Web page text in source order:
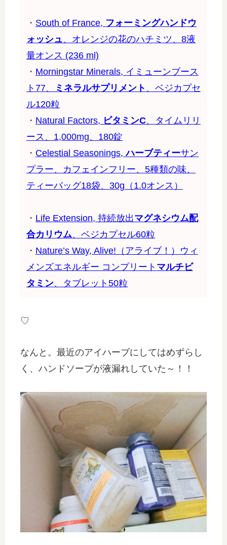
・ South of France, フォーミングハンドウ
ォッシュ、オレンジの花のハチミツ、8液
量オンス (236 ml)
・ Morningstar Minerals, イミューンブース
ト77、
ミネラルサプリメント 、ベジカプセ
ル120粒
・ Natural Factors, ビタミンC、タイムリリ
ース、1,000mg、180錠
・ Celestial Seasonings,ハーブティーサン
プラー、カフェインフリー、5種類の味、
ティーバッグ18袋、30g（1.0オンス）
・ Life Extension, 持続放出マグネシウム配
合カリウム、ベジカプセル60粒
・ Nature’s Way, Alive!（アライブ！）ウィ
メンズエネルギー コンプリート マルチビ
タミン、タブレット50粒
♡
なんと。最近のアイハーブにしてはめずらし
く、ハンドソープが液漏れしていた～！！